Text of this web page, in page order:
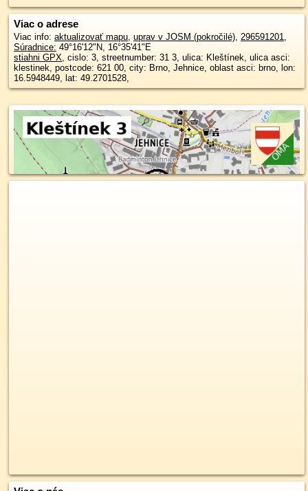
Viac o adrese
Viac info: aktualizovať mapu, uprav v JOSM (pokročilé), 296591201,
Súradnice: 49°16'12"N, 16°35'41"E
stiahni GPX, cislo: 3, streetnumber: 31 3, ulica: Kleštínek, ulica asci:
klestinek, postcode: 621 00, city: Brno, Jehnice, oblast asci: brno, lon:
16.5948449, lat: 49.2701528,